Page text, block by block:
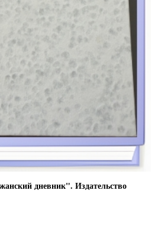
дневник". Издательство